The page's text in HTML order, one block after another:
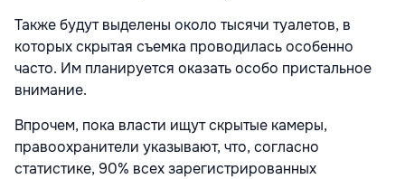
Также будут выделены около тысячи туалетов, в
которых скрытая съемка проводилась особенно
часто. Им планируется оказать особо пристальное
внимание.
Впрочем, пока власти ищут скрытые камеры,
правоохранители указывают, что, согласно
статистике, 90% всех зарегистрированных